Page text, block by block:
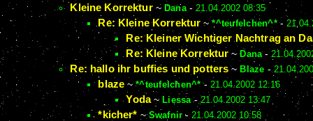
Kleine Korrektur~ Dana- 21.04.2002 08:35
Re: Kleine Korrektur ~*^teufelchen^* -
Re: Kleiner Wichtiger Nachtrag an
Re: Kleine Korrektur ~Dana-
Re: hallo ihr buffies und potters ~ Blaze -
blaze ~*^teufelchen^* - 21.04.2002 12:16
Yoda~ Liessa -21.04.2002 13:47
*kicher* ~Swafnir -21.04.2002 10:58